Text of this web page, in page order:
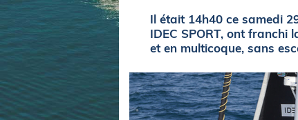
Il était 14h40 ce samedi
IDEC SPORT, ont franchi
et en multicoque, sans